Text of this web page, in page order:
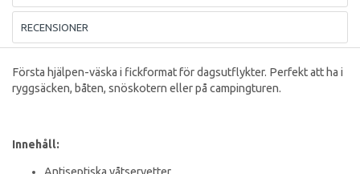
RECENSIONER
Första hjälpen-väska i fickformat för dagsutflykter. Perfekt att ha i
ryggsäcken, båten, snöskotern eller på campingturen.
Innehåll: